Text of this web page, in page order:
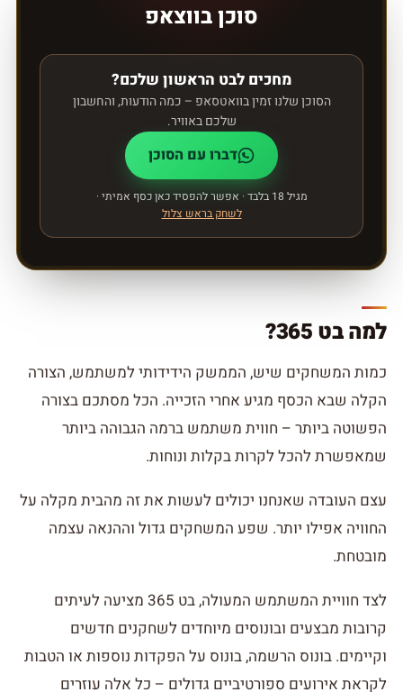
סוכן בווצאפ
מחכים לבט הראשון שלכם?
הסוכן שלנו זמין בוואטסאפ – כמה הודעות, והחשבון
שלכם באוויר.
דברו עם הסוכן
מגיל 18 בלבד · אפשר להפסיד כאן כסף אמיתי ·
לשחק בראש צלול
למה בט 365?
כמות המשחקים שיש, הממשק הידידותי למשתמש, הצורה
הקלה שבא הכסף מגיע אחרי הזכייה. הכל מסתכם בצורה
הפשוטה ביותר – חווית משתמש ברמה הגבוהה ביותר
שמאפשרת להכל לקרות בקלות ונוחות.
עצם העובדה שאנחנו יכולים לעשות את זה מהבית מקלה על
החוויה אפילו יותר. שפע המשחקים גדול וההנאה עצמה
מובטחת.
לצד חוויית המשתמש המעולה, בט 365 מציעה לעיתים
קרובות מבצעים ובונוסים מיוחדים לשחקנים חדשים
וקיימים. בונוס הרשמה, בונוס על הפקדות נוספות או הטבות
לקראת אירועים ספורטיביים גדולים – כל אלה עוזרים